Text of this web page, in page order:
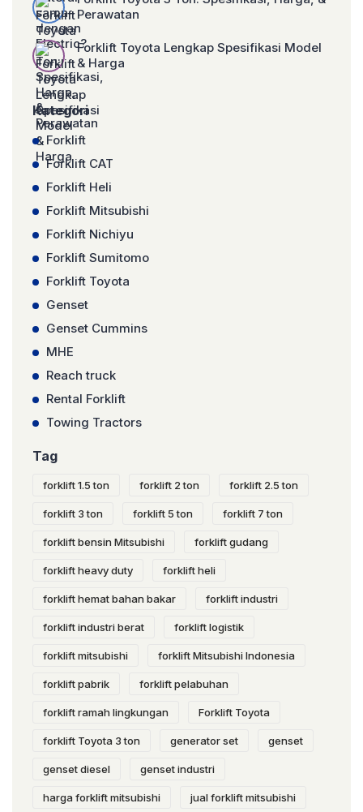
Perawatan
Forklift Toyota Lengkap Spesifikasi Model
& Harga
Kategori
Forklift
Forklift CAT
Forklift Heli
Forklift Mitsubishi
Forklift Nichiyu
Forklift Sumitomo
Forklift Toyota
Genset
Genset Cummins
MHE
Reach truck
Rental Forklift
Towing Tractors
Tag
forklift 1.5 ton forklift 2 ton forklift 2.5 ton
forklift 3 ton forklift 5 ton forklift 7 ton
forklift bensin Mitsubishi forklift gudang
forklift heavy duty forklift heli
forklift hemat bahan bakar forklift industri
forklift industri berat forklift logistik
forklift mitsubishi forklift Mitsubishi Indonesia
forklift pabrik forklift pelabuhan
forklift ramah lingkungan Forklift Toyota
forklift Toyota 3 ton generator set genset
genset diesel genset industri
harga forklift mitsubishi jual forklift mitsubishi